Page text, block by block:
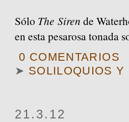
Sólo The Siren de
en esta pesarosa tonada
0 COMENTARIOS
➤ SOLILOQUIOS
21.3.12